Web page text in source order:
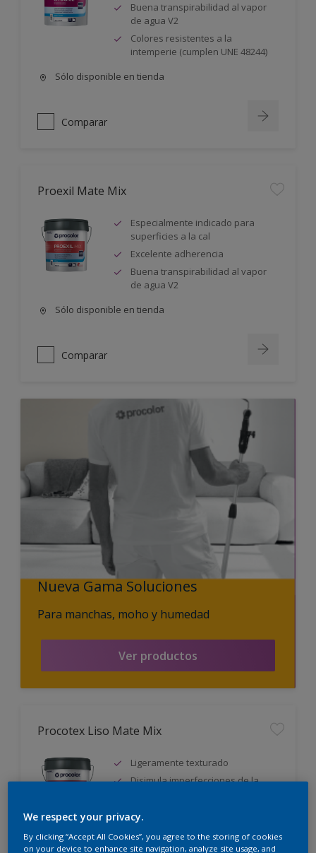
Buena transpirabilidad al vapor
de agua V2
Colores resistentes a la
intemperie (cumplen UNE 48244)
Sólo disponible en tienda
Comparar
Proexil Mate Mix
Especialmente indicado para
superficies a la cal
Excelente adherencia
Buena transpirabilidad al vapor
de agua V2
Sólo disponible en tienda
Comparar
Nueva Gama Soluciones
Para manchas, moho y humedad
Ver productos
Procotex Liso Mate Mix
Ligeramente texturado
Disimula imperfecciones de la
Sólo disponible en tienda
We respect your privacy.
By clicking “Accept All Cookies”, you agree to the storing of cookies
on your device to enhance site navigation, analyze site usage, and